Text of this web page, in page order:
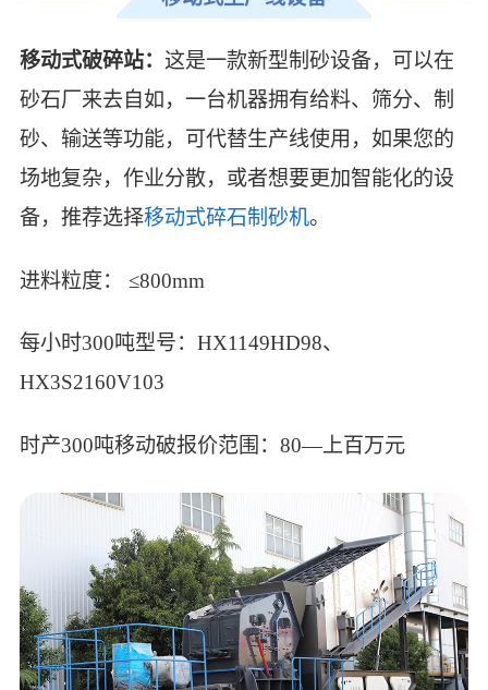
移动式破碎站： 这是一款新型制砂设备，可以在
砂石厂来去自如，一台机器拥有给料、筛分、制
砂、输送等功能，可代替生产线使用，如果您的
场地复杂，作业分散，或者想要更加智能化的设
备，推荐选择移动式碎石制砂机。
进料粒度： ≤800mm
每小时300吨型号：HX1149HD98、
HX3S2160V103
时产300吨移动破报价范围：80—上百万元